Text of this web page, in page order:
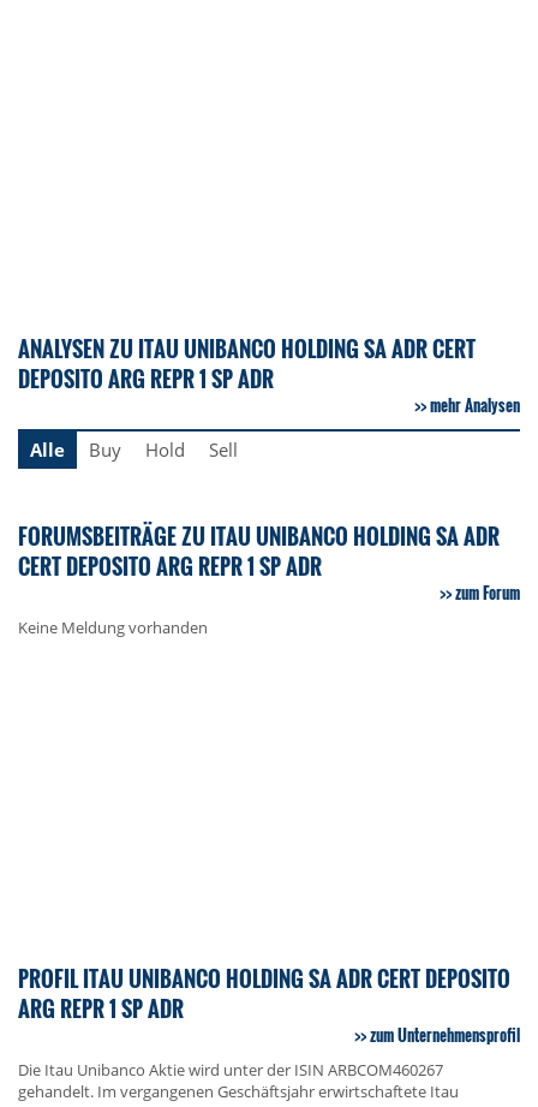
ANALYSEN ZU ITAU UNIBANCO HOLDING SA ADR CERT
DEPOSITO ARG REPR 1 SP ADR
mehr Analysen
Alle
Buy Hold Sell
FORUMSBEITRÄGE ZU ITAU UNIBANCO HOLDING SA ADR
CERT DEPOSITO ARG REPR 1 SP ADR
zum Forum
Keine Meldung vorhanden
PROFIL ITAU UNIBANCO HOLDING SA ADR CERT DEPOSITO
ARG REPR 1 SP ADR
zum Unternehmensprofil
Die Itau Unibanco Aktie wird unter der ISIN ARBCOM460267
gehandelt. Im vergangenen Geschäftsjahr erwirtschaftete Itau